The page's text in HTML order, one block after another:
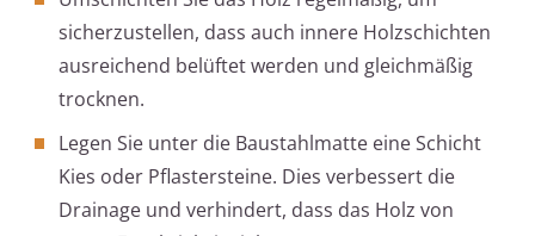
sicherzustellen, dass auch innere Holzschichten
ausreichend belüftet werden und gleichmäßig
trocknen.
Legen Sie unter die Baustahlmatte eine Schicht
Kies oder Pflastersteine. Dies verbessert die
Drainage und verhindert, dass das Holz von